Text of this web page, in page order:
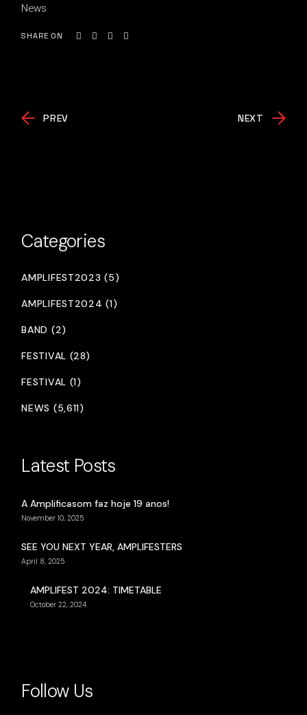
News
SHARE ON
PREV NEXT
Categories
AMPLIFEST2023 (5)
AMPLIFEST2024 (1)
BAND (2)
FESTIVAL (28)
FESTIVAL (1)
NEWS (5,611)
Latest Posts
A Amplificasom faz hoje 19 anos!
November 10, 2025
SEE YOU NEXT YEAR, AMPLIFESTERS
April 8, 2025
AMPLIFEST 2024: TIMETABLE
October 22, 2024
Follow Us